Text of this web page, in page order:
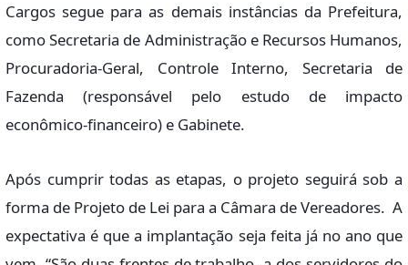
Cargos segue para as demais instâncias da Prefeitura,
como Secretaria de Administração e Recursos Humanos,
Procuradoria-Geral, Controle Interno, Secretaria de
Fazenda (responsável pelo estudo de impacto
econômico-financeiro) e Gabinete.
Após cumprir todas as etapas, o projeto seguirá sob a
forma de Projeto de Lei para a Câmara de Vereadores. A
expectativa é que a implantação seja feita já no ano que